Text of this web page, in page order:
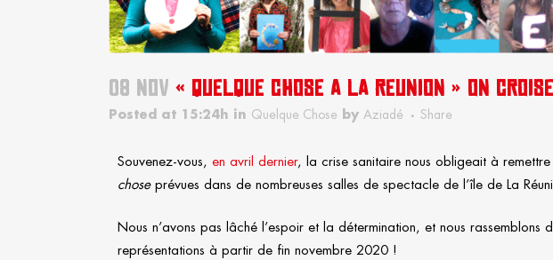
08 NOV « QUELQUE CHOSE A LA REUNION » ON
Posted at 15:24h in Quelque Chose by Aziadé Share
Souvenez-vous, en avril dernier, la crise sanitaire nous obligeait à
choseprévues dans de nombreuses salles de spectacle de l’île de La
Nous n’avons pas lâché l’espoir et la détermination, et nous rassemblons
représentations à partir de fin novembre 2020 !